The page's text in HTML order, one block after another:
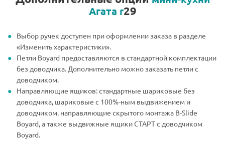
Агата r29
Выбор ручек доступен при оформлении заказа в разделе
«Изменить характеристики».
Петли Boyard предоставляются в стандартной комплектации
без доводчика. Дополнительно можно заказать петли с
доводчиком.
Направляющие ящиков: стандартные шариковые без
доводчика, шариковые с 100%-ным выдвижением и
доводчиком, направляющие скрытого монтажа B-Slide
Boyard, а также выдвижные ящики СТАРТ с доводчиком
Boyard.